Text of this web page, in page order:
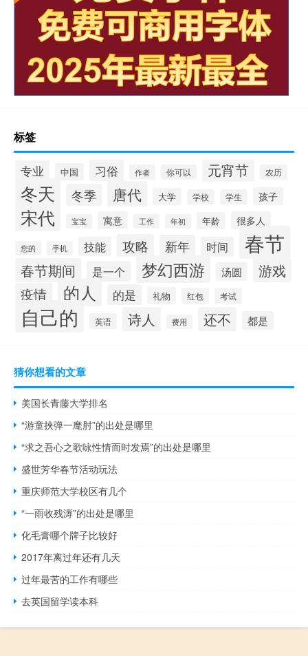
标签
专业 中国 习俗 作者 你可以 元宵节 农历
冬天 冬季 唐代 大学 学校 学生 孩子
宋代 宝宝 寓意 工作 年初 年龄 很多人
您的 手机 技能 攻略 新年 时间 春节
春节期间 是一个 梦幻西游 汤圆 游戏
疫情 的人 的是 礼物 红包 考试
自己的 英语 诗人 费用 还不 都是
猜你想看的文章
美国长青藤大学排名
“游童挟弹一麾肘”的出处是哪里
“求之吾心之歌咏性情而时发焉”的出处是哪里
盛世芳华春节活动玩法
重庆师范大学校区有几个
“一雨收残溽”的出处是哪里
化毛膏哪个牌子比较好
2017年离过年还有几天
过年最苦的工作有哪些
去英国留学读本科